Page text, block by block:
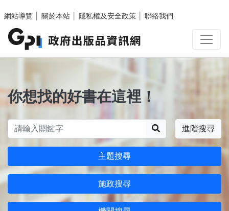
網站導覽
關於本站 隱私權及安全政策 聯絡我們
你想找的好書在這裡！
進階搜尋
主題搜尋
施政搜尋